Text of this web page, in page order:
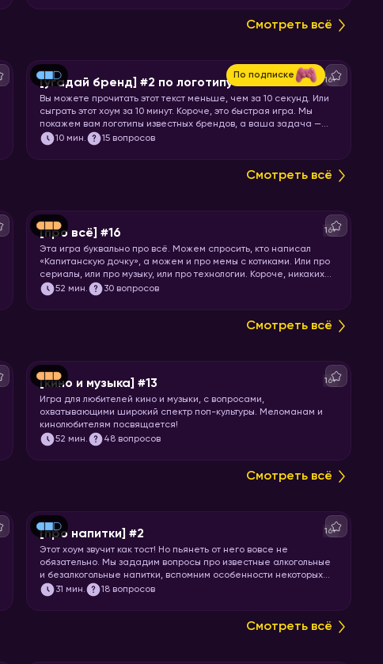
Смотреть всё
По подписке
[угадай бренд] #2 по логотипу 16+
Вы можете прочитать этот текст меньше, чем за 10 секунд. Или
сыграть этот хоум за 10 минут. Короче, это быстрая игра. Мы
покажем вам логотипы известных брендов, а ваша задача —
угадать бренд.
10 мин. 15 вопросов
Смотреть всё
[про всё] #16 16+
Эта игра буквально про всё. Можем спросить, кто написал
«Капитанскую дочку», а можем и про мемы с котиками. Или про
сериалы, или про музыку, или про технологии. Короче, никаких
специфических знаний не требуется! Только вы и ваше
52 мин. 30 вопросов
Смотреть всё
[кино и музыка] #13 16+
Игра для любителей кино и музыки, с вопросами,
охватывающими широкий спектр поп-культуры. Меломанам и
кинолюбителям посвящается!
52 мин. 48 вопросов
Смотреть всё
[про напитки] #2 16+
Этот хоум звучит как тост! Но пьянеть от него вовсе не
обязательно. Мы зададим вопросы про известные алкогольные
и безалкогольные напитки, вспомним особенности некоторых
коктейлей и утолим вашу жажду знаний. Запускайте игру!
31 мин. 18 вопросов
Смотреть всё